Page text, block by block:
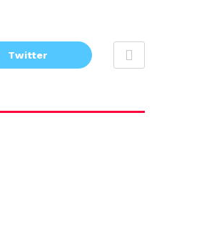
Twitter